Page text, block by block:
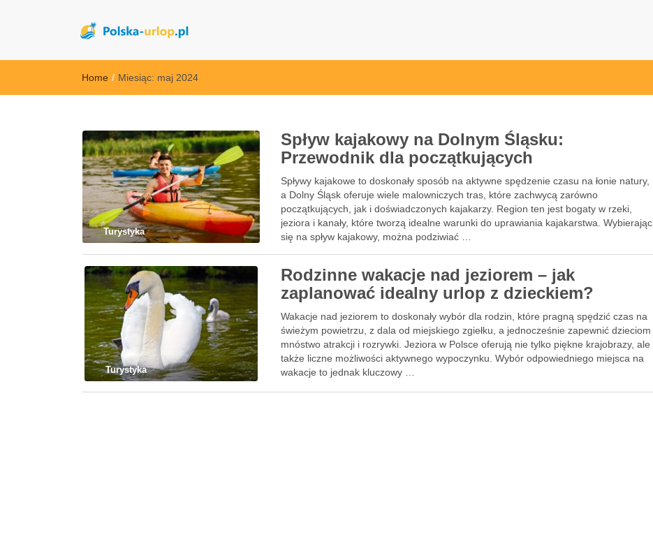
Home / Miesiąc: maj 2024
Turystyka
Spływ kajakowy na Dolnym Śląsku:
Przewodnik dla początkujących
Spływy kajakowe to doskonały sposób na aktywne spędzenie czasu na łonie natury,
a Dolny Śląsk oferuje wiele malowniczych tras, które zachwycą zarówno
początkujących, jak i doświadczonych kajakarzy. Region ten jest bogaty w rzeki,
jeziora i kanały, które tworzą idealne warunki do uprawiania kajakarstwa. Wybierając
się na spływ kajakowy, można podziwiać …
Turystyka
Rodzinne wakacje nad jeziorem – jak
zaplanować idealny urlop z dzieckiem?
Wakacje nad jeziorem to doskonały wybór dla rodzin, które pragną spędzić czas na
świeżym powietrzu, z dala od miejskiego zgiełku, a jednocześnie zapewnić dzieciom
mnóstwo atrakcji i rozrywki. Jeziora w Polsce oferują nie tylko piękne krajobrazy, ale
także liczne możliwości aktywnego wypoczynku. Wybór odpowiedniego miejsca na
wakacje to jednak kluczowy …